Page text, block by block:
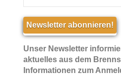
Unser Newsletter
aktuelles aus dem
Informationen zum